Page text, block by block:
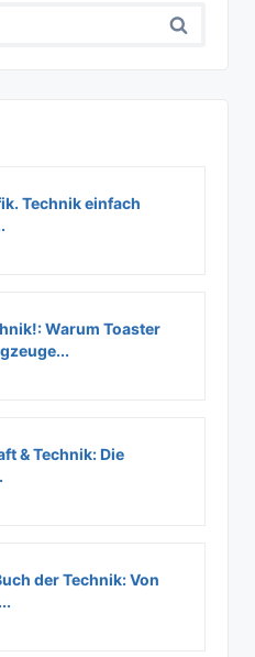
Technik einfach
Warum Toaster
& Technik: Die
der Technik: Von